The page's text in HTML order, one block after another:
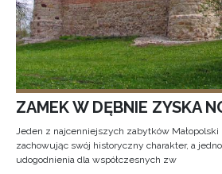
ZAMEK W DĘBNIE ZYSKA
Jeden z najcenniejszych zabytków Małopolski
zachowując swój historyczny charakter, a
udogodnienia dla współczesnych zw